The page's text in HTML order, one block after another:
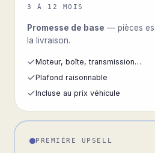
3 À 12 MOIS
Promesse de base — pièces
la livraison.
Moteur, boîte, transmission…
Plafond raisonnable
Incluse au prix véhicule
PREMIÈRE UPSELL